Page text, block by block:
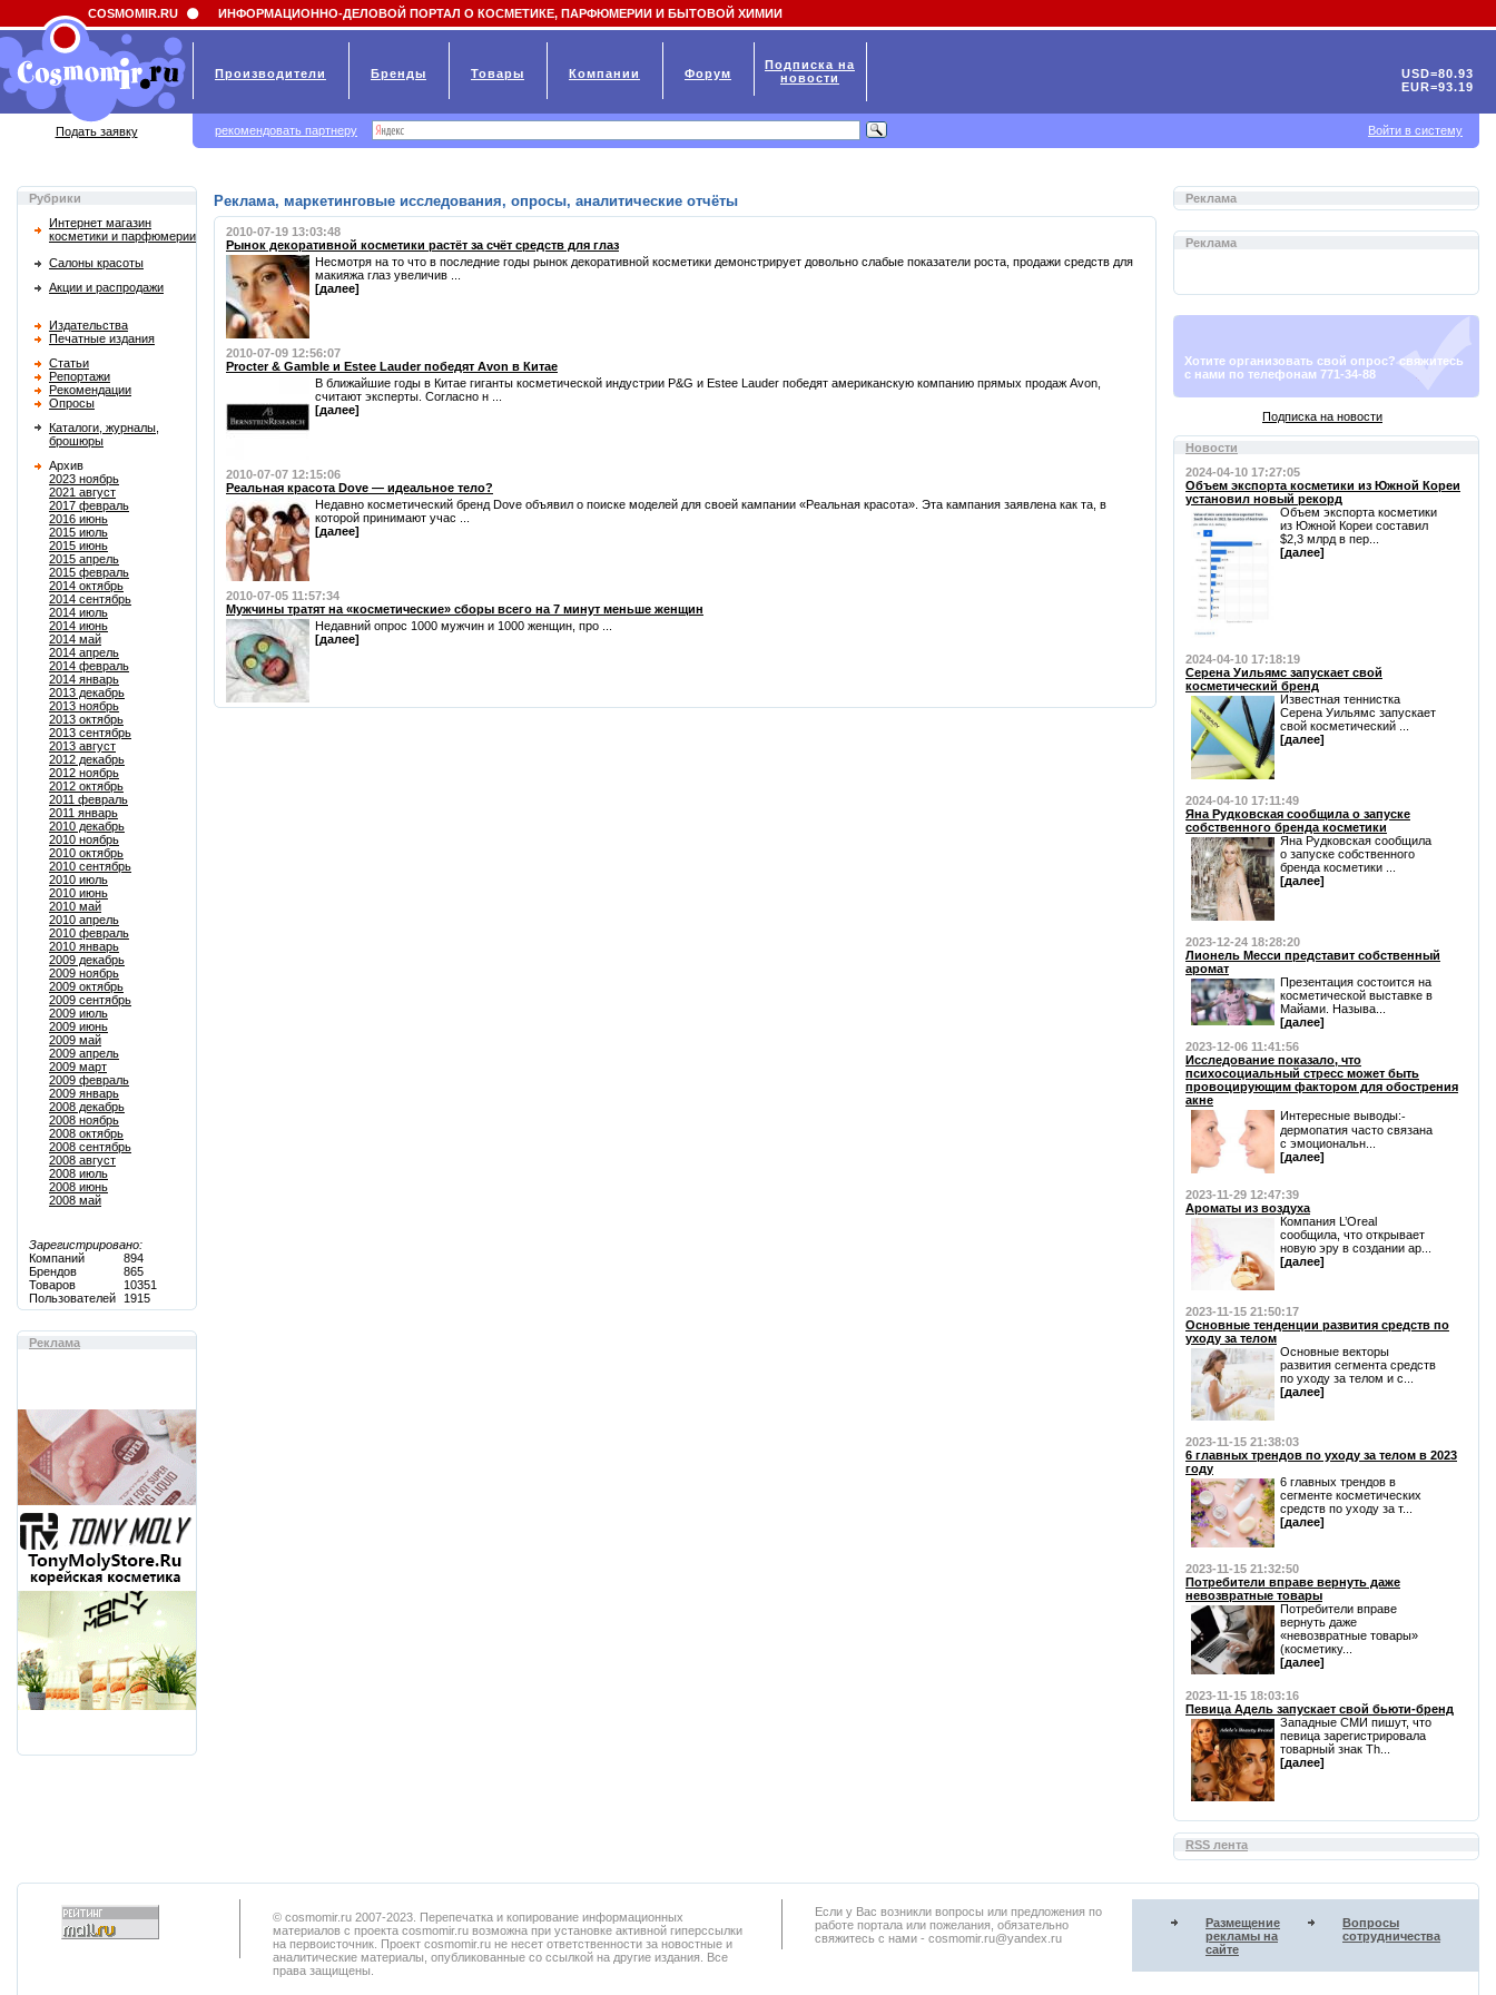
Field 'news_title' doesn't have a default value
Рубрики
Интернет магазин
косметики и парфюмерии
Салоны красоты
Акции и распродажи
Издательства
Печатные издания
Статьи
Репортажи
Рекомендации
Опросы
Каталоги, журналы,
брошюры
Архив
2023 ноябрь
2021 август
2017 февраль
2016 июнь
2015 июль
2015 июнь
2015 апрель
2015 февраль
2014 октябрь
2014 сентябрь
2014 июль
2014 июнь
2014 май
2014 апрель
2014 февраль
2014 январь
2013 декабрь
2013 ноябрь
2013 октябрь
2013 сентябрь
2013 август
2012 декабрь
2012 ноябрь
2012 октябрь
2011 февраль
2011 январь
2010 декабрь
2010 ноябрь
2010 октябрь
2010 сентябрь
2010 июль
2010 июнь
2010 май
2010 апрель
2010 февраль
2010 январь
2009 декабрь
2009 ноябрь
2009 октябрь
2009 сентябрь
2009 июль
2009 июнь
2009 май
2009 апрель
2009 март
2009 февраль
2009 январь
2008 декабрь
2008 ноябрь
2008 октябрь
2008 сентябрь
2008 август
2008 июль
2008 июнь
2008 май
Зарегистрировано:
Компаний
894
Брендов
865
Товаров
10351
Пользователей
1915
Реклама
Реклама, маркетинговые исследования, опросы, аналитические отчёты
2010-07-19 13:03:48
Рынок декоративной косметики растёт за счёт средств для глаз
Несмотря на то что в последние годы рынок декоративной косметики демонстрирует довольно слабые показатели роста, продажи средств для
макияжа глаз увеличив ...
[далее]
2010-07-09 12:56:07
Procter & Gamble и Estee Lauder победят Avon в Китае
В ближайшие годы в Китае гиганты косметической индустрии P&G и Estee Lauder победят американскую компанию прямых продаж Avon,
считают эксперты. Согласно н ...
[далее]
2010-07-07 12:15:06
Реальная красота Dove — идеальное тело?
Недавно косметический бренд Dove объявил о поиске моделей для своей кампании «Реальная красота». Эта кампания заявлена как та, в
которой принимают учас ...
[далее]
2010-07-05 11:57:34
Мужчины тратят на «косметические» сборы всего на 7 минут меньше женщин
Недавний опрос 1000 мужчин и 1000 женщин, про ...
[далее]
Реклама
Реклама
Хотите организовать свой опрос? свяжитесь
с нами по телефонам 771-34-88
Подписка на новости
Новости
2024-04-10 17:27:05
Объем экспорта косметики из Южной Кореи
установил новый рекорд
Объем экспорта косметики
из Южной Кореи составил
$2,3 млрд в пер...
[далее]
2024-04-10 17:18:19
Серена Уильямс запускает свой
косметический бренд
Известная теннистка
Серена Уильямс запускает
свой косметический ...
[далее]
2024-04-10 17:11:49
Яна Рудковская сообщила о запуске
собственного бренда косметики
Яна Рудковская сообщила
о запуске собственного
бренда косметики ...
[далее]
2023-12-24 18:28:20
Лионель Месси представит собственный
аромат
Презентация состоится на
косметической выставке в
Майами. Называ...
[далее]
2023-12-06 11:41:56
Исследование показало, что
психосоциальный стресс может быть
провоцирующим фактором для обострения
акне
Интересные выводы:⁃
дермопатия часто связана
с эмоциональн...
[далее]
2023-11-29 12:47:39
Ароматы из воздуха
Компания L’Oreal
сообщила, что открывает
новую эру в создании ар...
[далее]
2023-11-15 21:50:17
Основные тенденции развития средств по
уходу за телом
Основные векторы
развития сегмента средств
по уходу за телом и с...
[далее]
2023-11-15 21:38:03
6 главных трендов по уходу за телом в 2023
году
6 главных трендов в
сегменте косметических
средств по уходу за т...
[далее]
2023-11-15 21:32:50
Потребители вправе вернуть даже
невозвратные товары
Потребители вправе
вернуть даже
«невозвратные товары»
(косметику...
[далее]
2023-11-15 18:03:16
Певица Адель запускает свой бьюти-бренд
Западные СМИ пишут, что
певица зарегистрировала
товарный знак Th...
[далее]
RSS лента
© cosmomir.ru 2007-2023. Перепечатка и копирование информационных
материалов с проекта cosmomir.ru возможна при установке активной гиперссылки
на первоисточник. Проект cosmomir.ru не несет ответственности за новостные и
аналитические материалы, опубликованные со ссылкой на другие издания. Все
права защищены.
Если у Вас возникли вопросы или предложения по
работe портала или пожелания, обязательно
свяжитесь с нами - cosmomir.ru@yandex.ru
Размещение
рекламы на
сайте
Вопросы
сотрудничества
COSMOMIR.RU ИНФОРМАЦИОННО-ДЕЛОВОЙ ПОРТАЛ О КОСМЕТИКЕ, ПАРФЮМЕРИИ И БЫТОВОЙ ХИМИИ
Производители Бренды Товары Компании Форум
Подписка на
новости
USD=80.93
EUR=93.19
Подать заявку рекомендовать партнеру Войти в систему